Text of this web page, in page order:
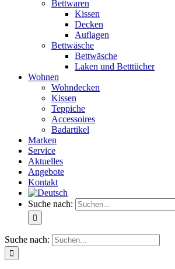
Bettwaren
Kissen
Decken
Auflagen
Bettwäsche
Bettwäsche
Laken und Betttücher
Wohnen
Wohndecken
Kissen
Teppiche
Accessoires
Badartikel
Marken
Service
Aktuelles
Angebote
Kontakt
Suche nach:
Suche nach: